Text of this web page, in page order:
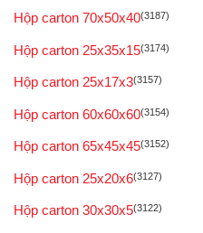
Hộp carton 70x50x40(3187)
Hộp carton 25x35x15(3174)
Hộp carton 25x17x3(3157)
Hộp carton 60x60x60(3154)
Hộp carton 65x45x45(3152)
Hộp carton 25x20x6(3127)
Hộp carton 30x30x5(3122)